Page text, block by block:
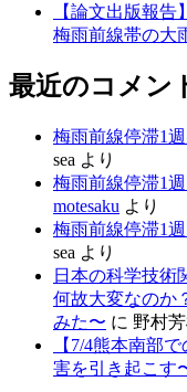
【論文出版報
梅雨前線帯の大
最近のコメン
梅雨前線停滞1
sea より
梅雨前線停滞1
motesaku より
梅雨前線停滞1
sea より
日本の科学技術
何故大変なのか
みた〜 に 野村
【7/4熊本南部
害を引き起こす